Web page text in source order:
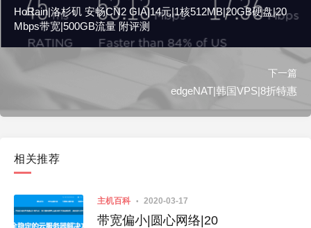
HoRain|洛杉矶 安畅CN2 GIA|14元|1核512MB|20GB硬盘|20
Mbps带宽|500GB流量 附评测
下一篇
edgeNAT|韩国VPS|8折特惠
相关推荐
主机百科 2020-03-17
带宽偏小|圆心网络|20